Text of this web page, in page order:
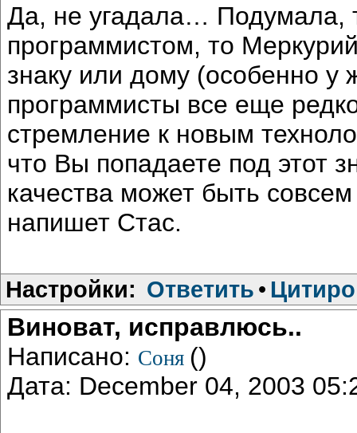
Да, не угадала… Подумала,
программистом, то
знаку или дому (особенно
программисты все еще
стремление к новым
что Вы попадаете под этот
качества может быть
напишет Стас.
Настройки: Ответить •
Виноват, исправлюсь..
Написано: Соня ()
Дата: December 04, 2003